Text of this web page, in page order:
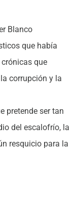
Blanco
que había
que
corrupción y la
pretende ser tan
del escalofrío, la
resquicio para la